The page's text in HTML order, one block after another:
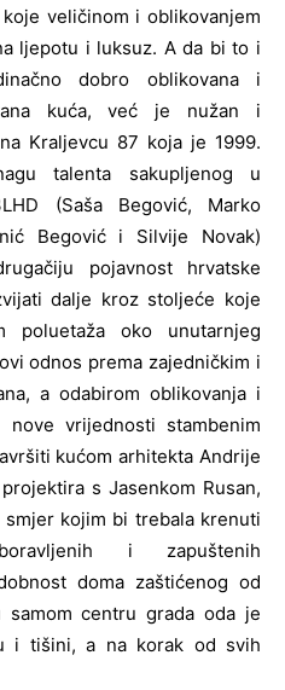
veličinom i oblikovanjem
ljepotu i luksuz. A da bi to i
dobro oblikovana i
kuća, već je nužan i
Kraljevcu 87 koja je 1999.
talenta sakupljenog u
(Saša Begović, Marko
Begović i Silvije Novak)
pojavnost hrvatske
dalje kroz stoljeće koje
poluetaža oko unutarnjeg
odnos prema zajedničkim i
a odabirom oblikovanja i
vrijednosti stambenim
kućom arhitekta Andrije
s Jasenkom Rusan,
kojim bi trebala krenuti
i zapuštenih
doma zaštićenog od
centru grada oda je
i tišini, a na korak od svih